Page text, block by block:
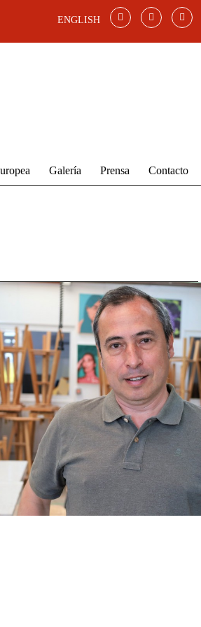
ENGLISH
Galería Prensa Contacto